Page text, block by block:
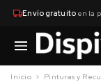
Envío gratuitoen la
Inicio Pinturas y